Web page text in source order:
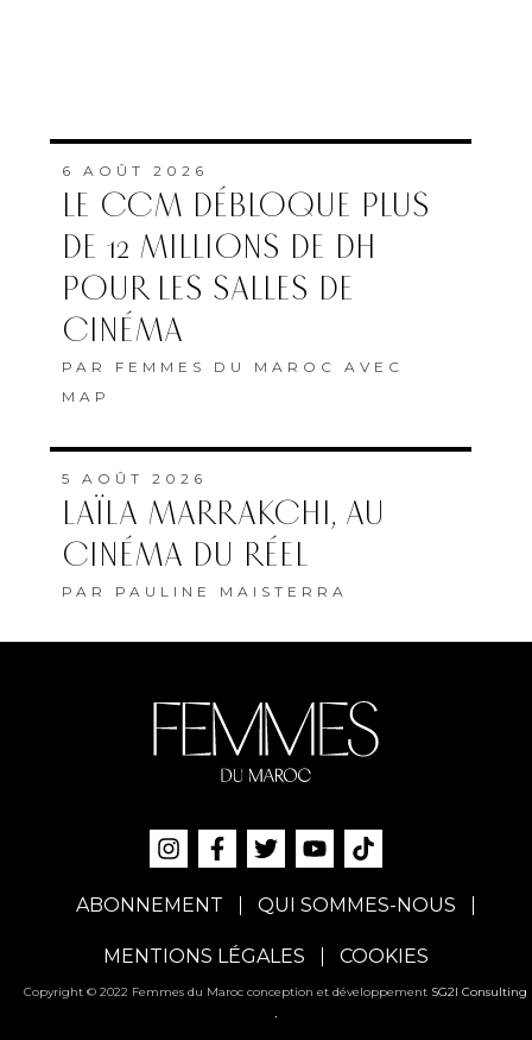
6 AOÛT 2026
LE CCM DÉBLOQUE PLUS
DE 12 MILLIONS DE DH
POUR LES SALLES DE
CINÉMA
PAR FEMMES DU MAROC AVEC
MAP
5 AOÛT 2026
LAÏLA MARRAKCHI, AU
CINÉMA DU RÉEL
PAR PAULINE MAISTERRA
ABONNEMENT QUI SOMMES-NOUS
MENTIONS LÉGALES COOKIES
Copyright © 2022 Femmes du Maroc conception et développement SG2I Consulting